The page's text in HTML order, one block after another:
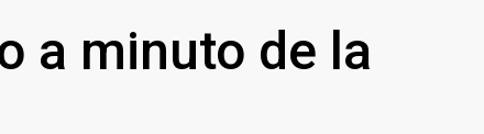
a minuto de la